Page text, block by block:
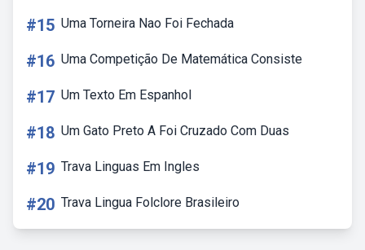
#15 Uma Torneira Nao Foi Fechada
#16 Uma Competição De Matemática Consiste
#17 Um Texto Em Espanhol
#18 Um Gato Preto A Foi Cruzado Com Duas
#19 Trava Linguas Em Ingles
#20 Trava Lingua Folclore Brasileiro